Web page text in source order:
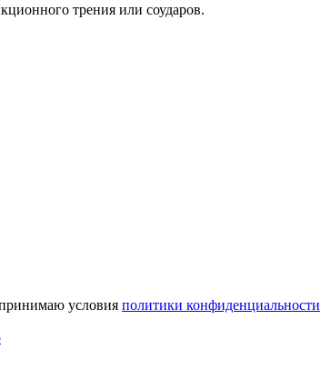
трения или соударов.
условия политики конфиденциальности